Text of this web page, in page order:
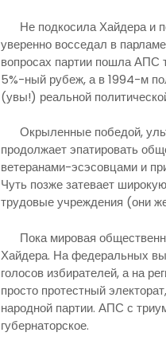
Не подкосила Хайдера и
уверенно восседал в
вопросах партии пошла АПС
5%-ный рубеж, а в 1994-м
(увы!) реальной
Окрыленные победой,
продолжает эпатировать
ветеранами-эсэсовцами и
Чуть позже затевает
трудовые учреждения (они
Пока мировая
Хайдера. На федеральных
голосов избирателей, а на
просто протестный
народной партии. АПС с
губернаторское.